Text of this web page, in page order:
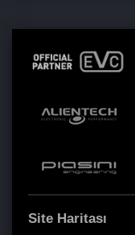
Site Haritası